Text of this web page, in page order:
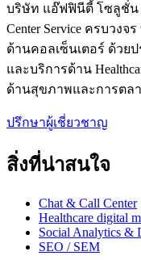
บริษัท แอ๊ฟฟินีตี้ โซลูชั่น
Center Service ครบวง
ด้านคอลเซ็นเตอร์ ด้วย
และบริการด้าน
ด้านสุขภาพและการตลา
ปรึกษาผู้เชี่ยวชาญ
สิ่งที่น่าสนใจ
Chat & Call Center
Healthcare digital
Social Analytics &
SEO / SEM